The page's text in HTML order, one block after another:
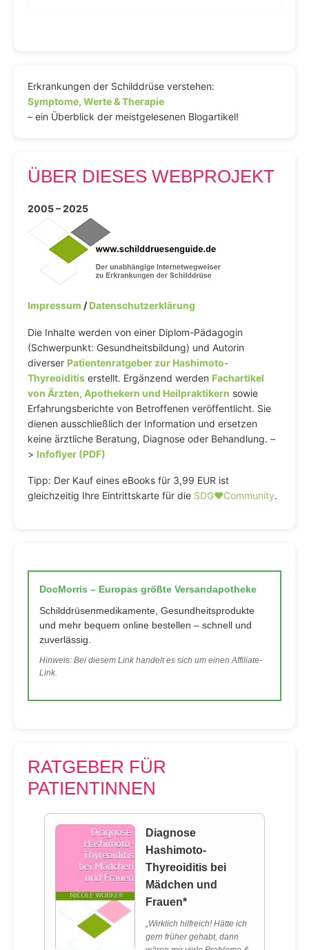
Erkrankungen der Schilddrüse verstehen:
Symptome, Werte & Therapie
– ein Überblick der meistgelesenen Blogartikel!
ÜBER DIESES WEBPROJEKT
2005 – 2025
Impressum /Datenschutzerklärung
Die Inhalte werden von einer Diplom-Pädagogin
(Schwerpunkt: Gesundheitsbildung) und Autorin
diverser Patientenratgeber zur Hashimoto-
Thyreoiditis erstellt. Ergänzend werden Fachartikel
von Ärzten, Apothekern und Heilpraktikern sowie
Erfahrungsberichte von Betroffenen veröffentlicht. Sie
dienen ausschließlich der Information und ersetzen
keine ärztliche Beratung, Diagnose oder Behandlung. –
> Infoflyer (PDF)
Tipp: Der Kauf eines eBooks für 3,99 EUR ist
gleichzeitig Ihre Eintrittskarte für die SDG♥️Community.
DocMorris – Europas größte Versandapotheke
Schilddrüsenmedikamente, Gesundheitsprodukte
und mehr bequem online bestellen – schnell und
zuverlässig.
Hinweis: Bei diesem Link handelt es sich um einen Affiliate-
Link.
RATGEBER FÜR
PATIENTINNEN
Diagnose
Hashimoto-
Thyreoiditis bei
Mädchen und
Frauen*
„Wirklich hilfreich! Hätte ich
gern früher gehabt, dann